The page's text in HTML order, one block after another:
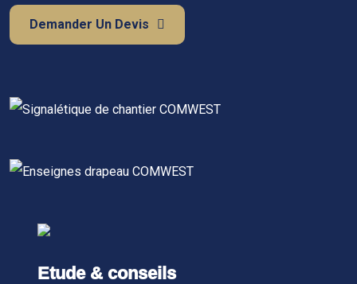
Demander Un Devis
Etude & conseils